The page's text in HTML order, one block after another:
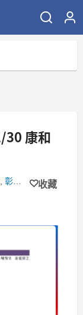
和
彰化市期貨 ,員林期
收藏